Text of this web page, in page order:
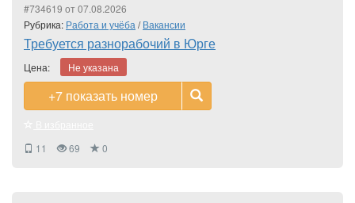
#734619 от 07.08.2026
Рубрика: Работа и учёба /Вакансии
Требуется разнорабочий в Юрге
Цена: Не указана
+7 показать номер
11
69 0